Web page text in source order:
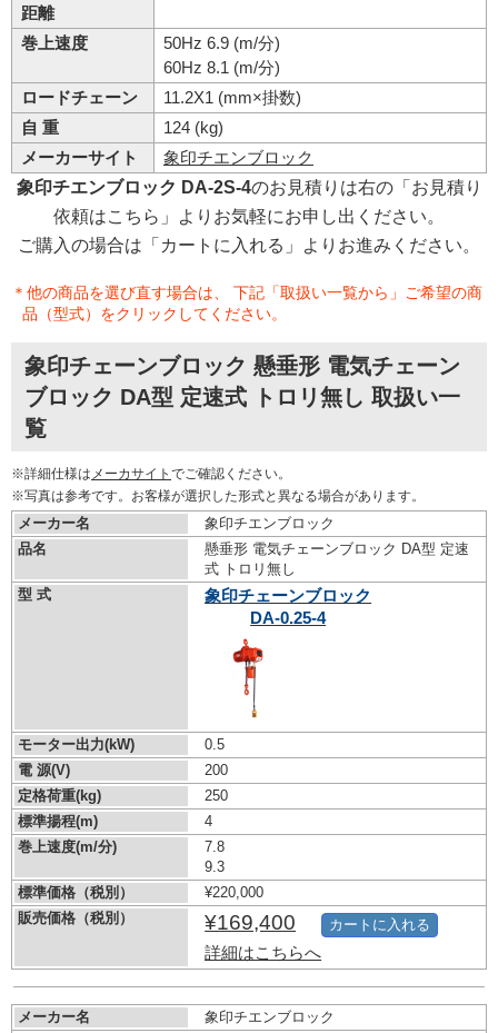
距離
巻上速度
50Hz 6.9 (m/分)
60Hz 8.1 (m/分)
ロードチェーン
11.2X1 (mm×掛数)
自 重
124 (kg)
メーカーサイト
象印チエンブロック
象印チエンブロック DA-2S-4のお見積りは右の「お見積り
依頼はこちら」よりお気軽にお申し出ください。
ご購入の場合は「カートに入れる」よりお進みください。
＊他の商品を選び直す場合は、 下記「取扱い一覧から」ご希望の商
品（型式）をクリックしてください。
象印チェーンブロック 懸垂形 電気チェーン
ブロック DA型 定速式 トロリ無し 取扱い一
覧
※詳細仕様は メーカサイト でご確認ください。
※写真は参考です。お客様が選択した形式と異なる場合があります。
メーカー名
象印チエンブロック
品名
懸垂形 電気チェーンブロック DA型 定速
式 トロリ無し
型 式
象印チェーンブロック
DA-0.25-4
モーター出力(kW)
0.5
電 源(V)
200
定格荷重(kg)
250
標準揚程(m)
4
巻上速度(m/分)
7.8
9.3
標準価格（税別）
¥220,000
販売価格（税別）
¥169,400
詳細はこちらへ
カートに入れる
メーカー名
象印チエンブロック